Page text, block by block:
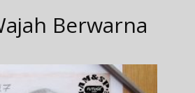
Berwarna